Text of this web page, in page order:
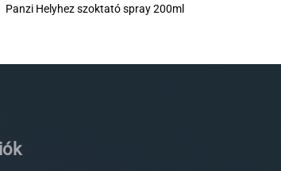
Panzi Helyhez szoktató spray 200ml